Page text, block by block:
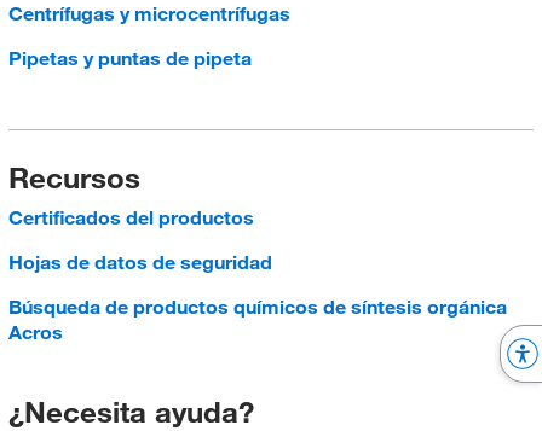
Centrífugas y microcentrífugas
Pipetas y puntas de pipeta
Recursos
Certificados del productos
Hojas de datos de seguridad
Búsqueda de productos químicos de síntesis orgánica
Acros
¿Necesita ayuda?